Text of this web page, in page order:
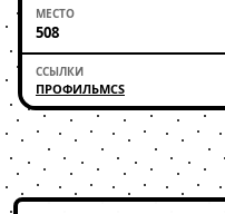
508
ПРОФИЛЬMCS